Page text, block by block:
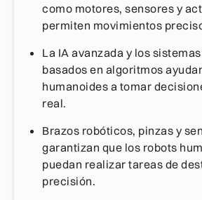
como motores, sensores y
permiten movimientos
La IA avanzada y los
basados en algoritmos
humanoides a tomar
real.
Brazos robóticos, pinzas y
garantizan que los robots
puedan realizar tareas de
precisión.